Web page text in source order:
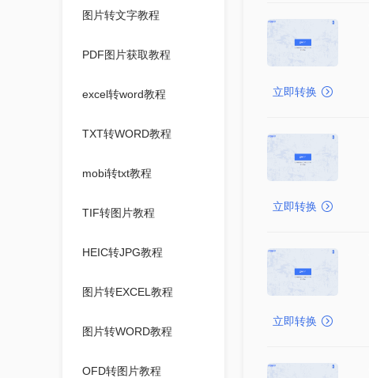
图片转文字教程
PDF图片获取教程
excel转word教程
TXT转WORD教程
mobi转txt教程
TIF转图片教程
HEIC转JPG教程
图片转EXCEL教程
图片转WORD教程
OFD转图片教程
立即转换
立即转换
立即转换